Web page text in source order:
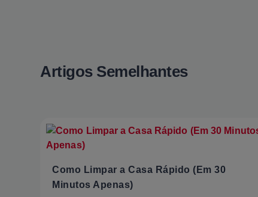
Artigos Semelhantes
Como Limpar a Casa Rápido (Em 30
Minutos Apenas)